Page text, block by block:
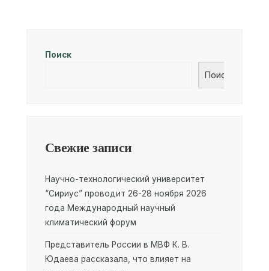
Поиск
Поиск
Свежие записи
Научно-технологический университет
“Сириус” проводит 26-28 ноября 2026
года Международный научный
климатический форум
Представитель России в МВФ К. В.
Юдаева рассказала, что влияет на